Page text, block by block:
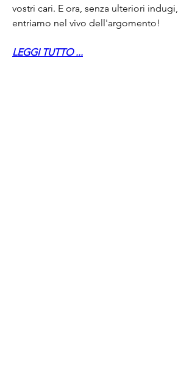
vostri cari. E ora, senza ulteriori indugi,
entriamo nel vivo dell'argomento!
LEGGI TUTTO ...